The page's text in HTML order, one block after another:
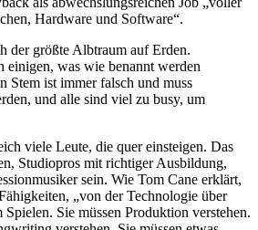
Hardware und Software“.
der größte Albtraum auf Erden.
einigen, was wie benannt werden
Stem ist immer falsch und muss
und alle sind viel zu busy, um
viele Leute, die quer einsteigen. Das
Studiopros mit richtiger Ausbildung,
sein. Wie Tom Cane erklärt,
„von der Technologie über
Sie müssen Produktion verstehen.